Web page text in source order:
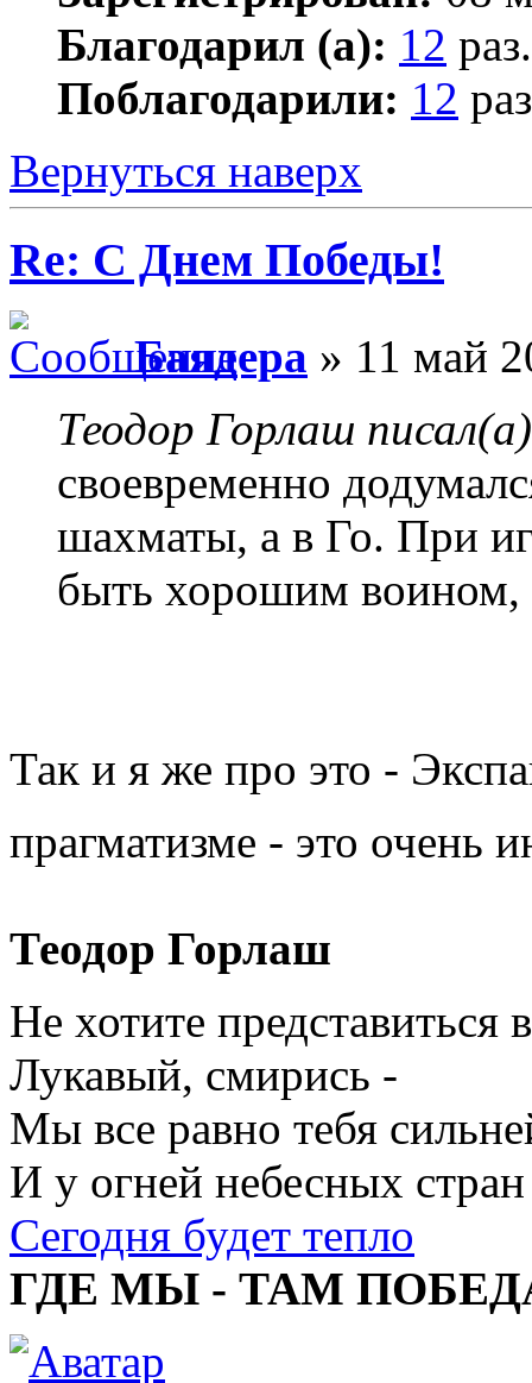
Благодарил (а): 12 раз.
Поблагодарили: 12
Вернуться наверх
Re: С Днем Победы!
Баядера » 11 май
Теодор Горлаш
своевременно
шахматы, а в Го. При
быть хорошим воином,
Так и я же про это -
прагматизме - это очень
Теодор Горлаш
Не хотите представиться
Лукавый, смирись -
Мы все равно тебя
И у огней небесных стран
Сегодня будет тепло
ГДЕ МЫ - ТАМ